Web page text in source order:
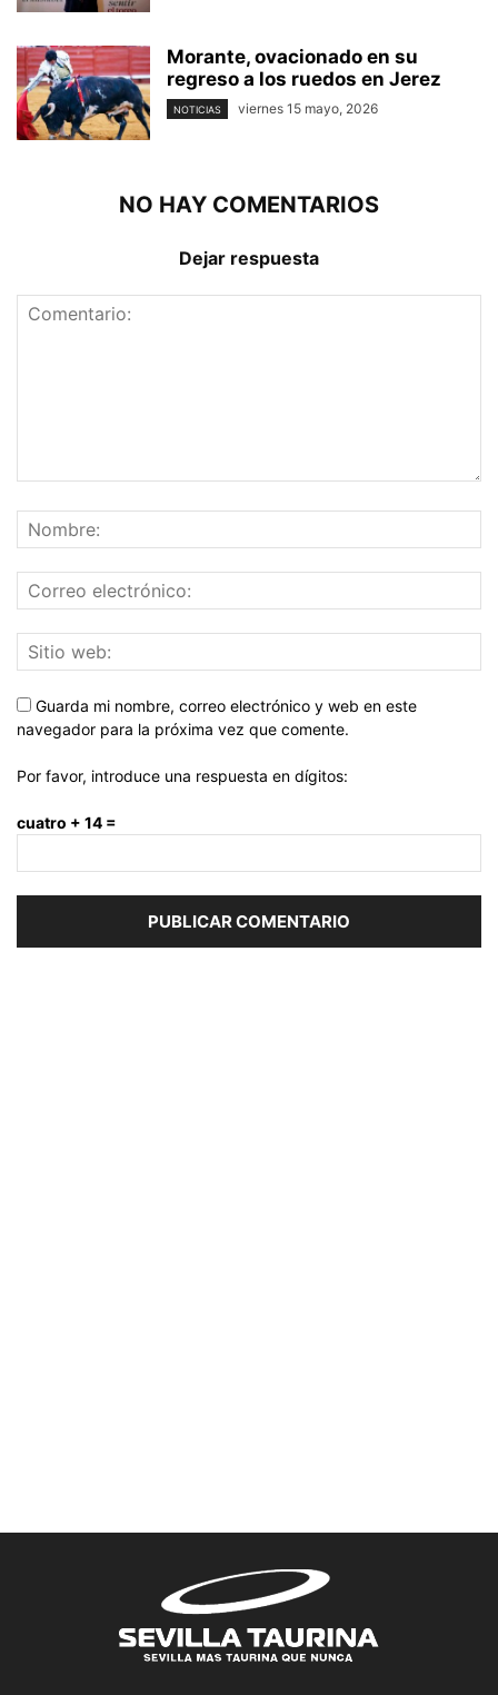
Morante, ovacionado en su
regreso a los ruedos en Jerez
NOTICIAS viernes 15 mayo, 2026
NO HAY COMENTARIOS
Dejar respuesta
Guarda mi nombre, correo electrónico y web en este
navegador para la próxima vez que comente.
Por favor, introduce una respuesta en dígitos:
cuatro + 14 =